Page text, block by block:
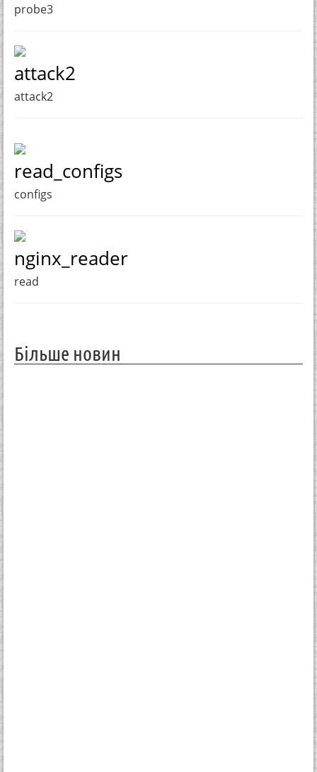
probe3
attack2
attack2
read_configs
configs
nginx_reader
read
Більше новин